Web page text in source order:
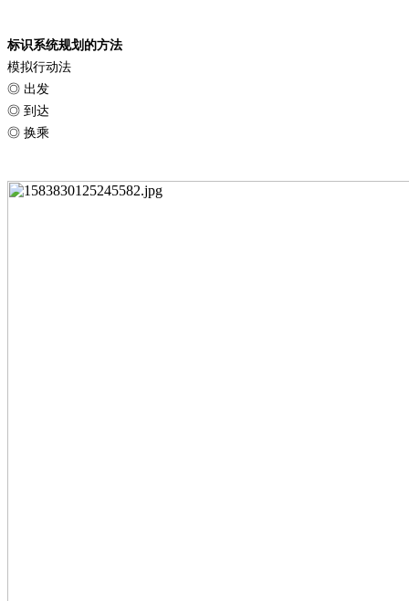
标识系统规划的方法
模拟行动法
◎ 出发
◎ 到达
◎ 换乘